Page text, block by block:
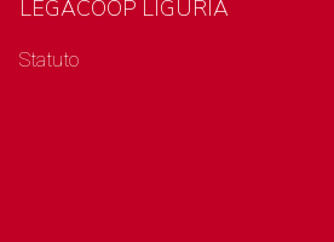
LEGACOOP LIGURIA
Statuto